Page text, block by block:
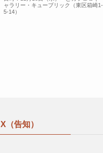
ャラリー・キューブリック（東区箱崎1-
5-14）
X（告知）